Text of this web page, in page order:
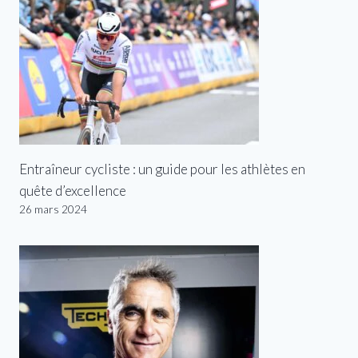
Entraîneur cycliste : un guide pour les athlètes en
quête d’excellence
26 mars 2024